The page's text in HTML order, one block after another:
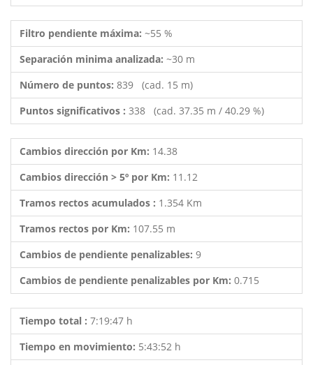
Filtro pendiente máxima: ~55 %
Separación minima analizada: ~30 m
Número de puntos: 839 (cad. 15 m)
Puntos significativos : 338 (cad. 37.35 m / 40.29 %)
Cambios dirección por Km: 14.38
Cambios dirección > 5º por Km: 11.12
Tramos rectos acumulados : 1.354 Km
Tramos rectos por Km: 107.55 m
Cambios de pendiente penalizables: 9
Cambios de pendiente penalizables por Km: 0.715
Tiempo total : 7:19:47 h
Tiempo en movimiento: 5:43:52 h